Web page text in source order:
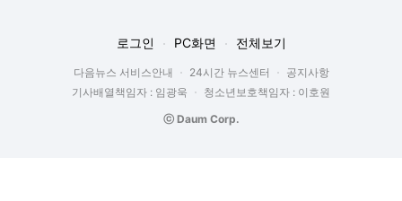
로그인 PC화면 전체보기
다음뉴스 서비스안내 24시간 뉴스센터
공지사항
기사배열책임자 : 임광욱
청소년보호책임자 : 이호원
ⓒ Daum Corp.